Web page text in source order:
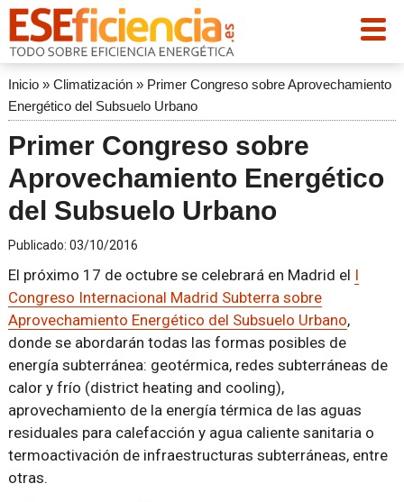
Inicio» Climatización» Primer Congreso sobre Aprovechamiento
Energético del Subsuelo Urbano
Primer Congreso sobre
Aprovechamiento Energético
del Subsuelo Urbano
Publicado: 03/10/2016
El próximo 17 de octubre se celebrará en Madrid el I
Congreso Internacional Madrid Subterra sobre
Aprovechamiento Energético del Subsuelo Urbano,
donde se abordarán todas las formas posibles de
energía subterránea: geotérmica, redes subterráneas de
calor y frío (district heating and cooling),
aprovechamiento de la energía térmica de las aguas
residuales para calefacción y agua caliente sanitaria o
termoactivación de infraestructuras subterráneas, entre
otras.